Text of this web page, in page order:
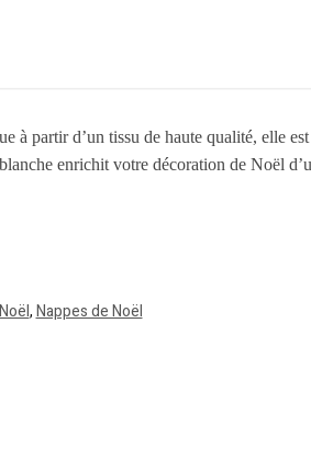
partir d’un tissu de haute qualité, elle
enrichit votre décoration de Noël
,Nappes de Noël